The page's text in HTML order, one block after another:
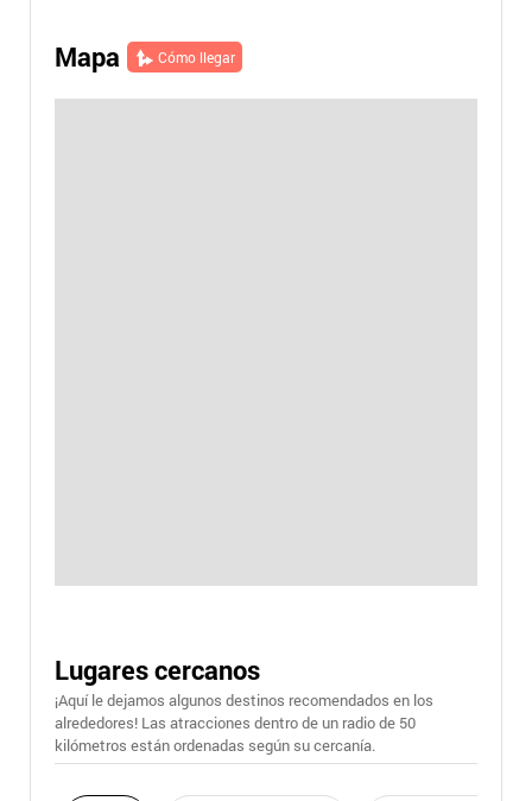
Mapa Cómo llegar
Lugares cercanos
¡Aquí le dejamos algunos destinos recomendados en los
alrededores! Las atracciones dentro de un radio de 50
kilómetros están ordenadas según su cercanía.